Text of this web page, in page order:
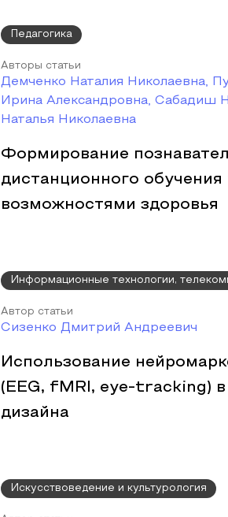
Педагогика
Авторы статьи
Демченко Наталия Николаевна,
Ирина Александровна, Сабадиш
Наталья Николаевна
Формирование
дистанционного
возможностями здоровья
Информационные технологии,
Автор статьи
Сизенко Дмитрий Андреевич
Использование
(EEG, fMRI, eye-tracking)
дизайна
Искусствоведение и культурология